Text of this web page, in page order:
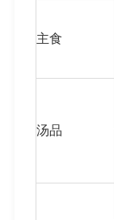
主食
汤品